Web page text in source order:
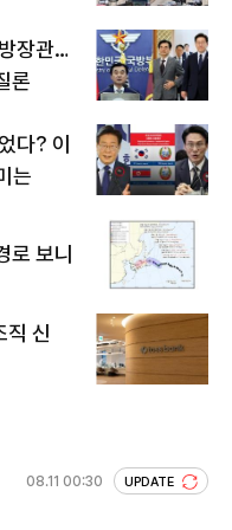
장관…
론
다? 이
는
로 보니
직 신
08.11 00:30 UPDATE